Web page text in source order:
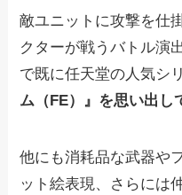
敵ユニットに攻撃を仕
クターが戦うバトル演
で既に任天堂の人気シ
ム（FE）』を思い出し
他にも消耗品な武器や
ット絵表現、さらには